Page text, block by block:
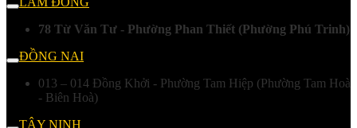
78 Từ Văn Tư - Phường Phan Thiết (Phường Phú Trinh)
ĐỒNG NAI
013 – 014 Đồng Khởi - Phường Tam Hiệp (Phường Tam Hoà
- Biên Hoà)
TÂY NINH